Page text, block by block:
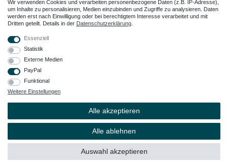
Warenzeichen Ihrer Eigentümer.
© Copyright 2026 – Dauerkauer | Alle Rechte vorbehalten.
Wir verwenden Cookies und verarbeiten personenbezogene Daten (z.B. IP-Adresse),
um Inhalte zu personalisieren, Medien einzubinden und Zugriffe zu analysieren. Daten
werden erst nach Einwilligung oder bei berechtigtem Interesse verarbeitet und mit
Dritten geteilt. Details in der Daten­schutz­erklärung
Essenziell
Statistik
Externe Medien
PayPal
Funktional
Weitere Einstellungen
Alle akzeptieren
Alle ablehnen
Auswahl akzeptieren